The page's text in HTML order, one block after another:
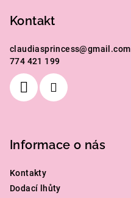
Kontakt
claudiasprincess@gmail.com
774 421 199
Informace o nás
Kontakty
Dodací lhůty